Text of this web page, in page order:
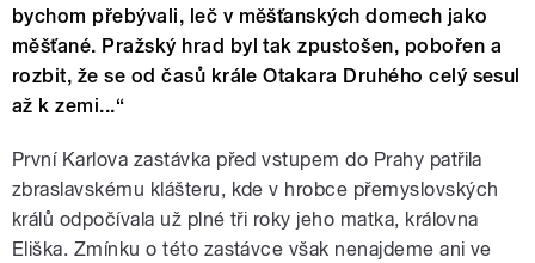
bychom přebývali, leč v měšťanských domech jako
měšťané. Pražský hrad byl tak zpustošen, pobořen a
rozbit, že se od časů krále Otakara Druhého celý sesul
až k zemi...“
První Karlova zastávka před vstupem do Prahy patřila
zbraslavskému klášteru, kde v hrobce přemyslovských
králů odpočívala už plné tři roky jeho matka, královna
Eliška. Zmínku o této zastávce však nenajdeme ani ve